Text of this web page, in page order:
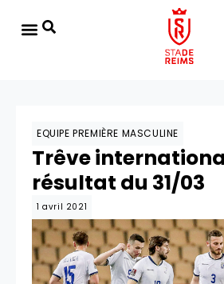
EQUIPE PREMIÈRE MASCULINE
Trêve
résultat du 31/03
1 avril 2021